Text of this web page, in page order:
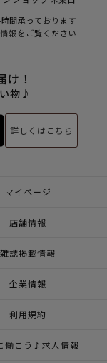
間承っております
報をご覧ください
！
物♪
詳しくはこちら
マイページ
店舗情報
雑誌掲載情報
企業情報
利用規約
働こう♪求人情報